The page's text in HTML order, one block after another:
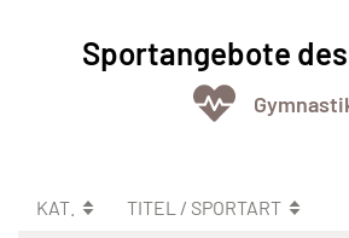
Sportangebote
KAT. TITEL / SPORTART